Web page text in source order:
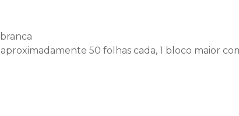
50 folhas cada, 1 bloco maior